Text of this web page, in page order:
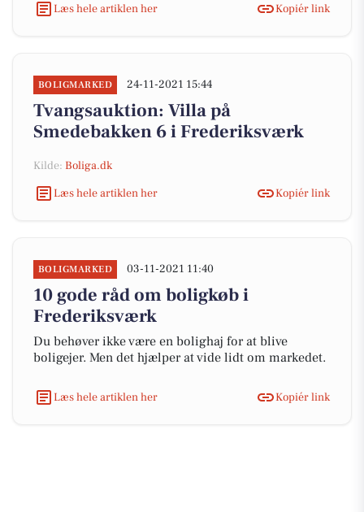
Læs hele artiklen her
Kopiér link
BOLIGMARKED 24-11-2021 15:44
Tvangsauktion: Villa på
Smedebakken 6 i Frederiksværk
Kilde: Boliga.dk
Læs hele artiklen her
Kopiér link
BOLIGMARKED 03-11-2021 11:40
10 gode råd om boligkøb i
Frederiksværk
Du behøver ikke være en bolighaj for at blive
boligejer. Men det hjælper at vide lidt om markedet.
Læs hele artiklen her Kopiér link